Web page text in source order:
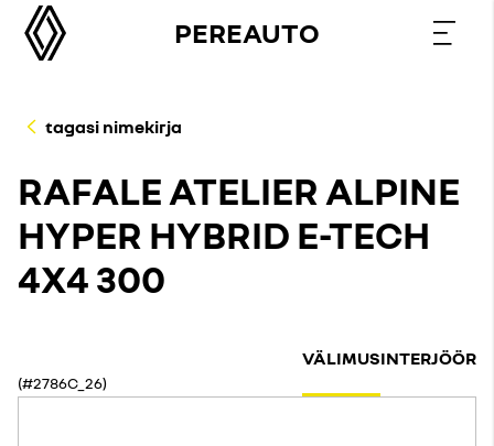
PEREAUTO
tagasi nimekirja
RAFALE ATELIER ALPINE
HYPER HYBRID E-TECH
4X4 300
(#2786C_26)
VÄLIMUSINTERJÖÖR